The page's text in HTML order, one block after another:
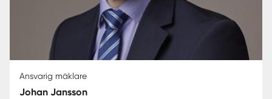
Ansvarig mäklare
Johan Jansson